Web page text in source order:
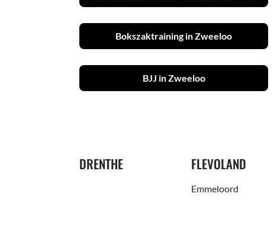
Bokszaktraining in Zweeloo
BJJ in Zweeloo
DRENTHE FLEVOLAND
Emmeloord